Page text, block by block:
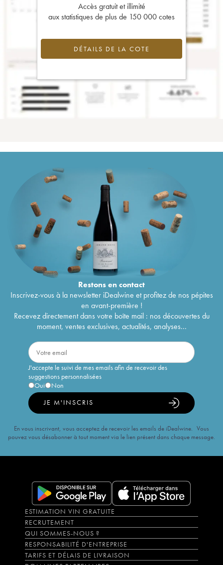
Accès gratuit et illimité
aux statistiques de plus de 150 000 cotes
DÉTAILS DE LA COTE
Restons encontact
Inscrivez-vous à la newsletter iDealwine et profitez de nos pépites
en avant-première !
Recevez directement dans votre boîte mail : nos découvertes du
moment, ventes exclusives, actualités, analyses...
J'accepte le suivi de mes emails afin de recevoir des
suggestions personnalisées
Oui
Non
JE M'INSCRIS
En vous inscrivant, vous acceptez de recevoir les emails de iDealwine. Vous
pouvez vous désabonner à tout moment via le lien présent dans chaque message.
ESTIMATION VIN GRATUITE
RECRUTEMENT
QUI SOMMES-NOUS ?
RESPONSABILITÉ D'ENTREPRISE
TARIFS ET DÉLAIS DE LIVRAISON